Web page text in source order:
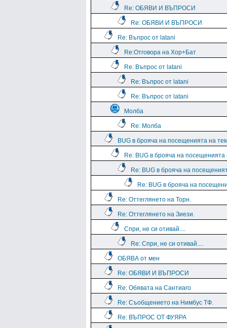
Re: ОБЯВИ И ВЪПРОСИ
Re: ОБЯВИ И ВЪПРОСИ
Re: Въпрос от latani
Re:Отговора на Хор+Бат
Re: Въпрос от latani
Re: Въпрос от latani
Re: Въпрос от latani
Молба
Re: Молба
BUG в брояча на посещенията на
Re: BUG в брояча на посещенията
Re: BUG в брояча на
Re: BUG в брояча на
Re: Оттеглянето на Торн.
Re: Оттеглянето на Зиези.
Спри, не си отивай....
Re: Спри, не си отивай....
ОБЯВА от мен
Re: ОБЯВИ И ВЪПРОСИ
Re: Обявата на Сантиаго
Re: Съобщението на Нимбус ТФ.
Re: ВЪПРОС ОТ ФУЯРА